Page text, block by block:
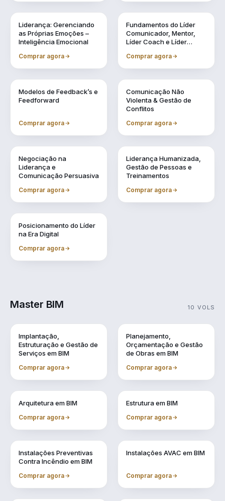
Liderança: Gerenciando
as Próprias Emoções –
Inteligência Emocional
Comprar agora
Fundamentos do Líder
Comunicador, Mentor,
Líder Coach e Líder
Comprar agora
Modelos de Feedback’s e
Feedforward
Comprar agora
Comunicação Não
Violenta & Gestão de
Conflitos
Comprar agora
Negociação na
Liderança e
Comunicação Persuasiva
Comprar agora
Liderança Humanizada,
Gestão de Pessoas e
Treinamentos
Comprar agora
Posicionamento do Líder
na Era Digital
Comprar agora
Master BIM 10 VOLS
Implantação,
Estruturação e Gestão de
Serviços em BIM
Comprar agora
Planejamento,
Orçamentação e Gestão
de Obras em BIM
Comprar agora
Arquitetura em BIM
Comprar agora
Estrutura em BIM
Comprar agora
Instalações Preventivas
Contra Incêndio em BIM
Comprar agora
Instalações AVAC em BIM
Comprar agora